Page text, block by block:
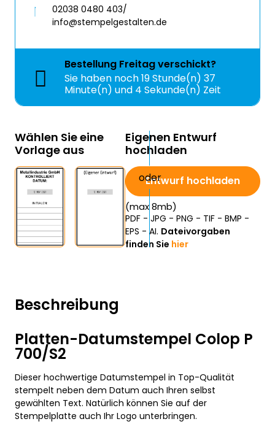
Beschreibung
Platten-Datumstempel Colop P
700/S2
Dieser hochwertige Datumstempel in Top-Qualität
stempelt neben dem Datum auch Ihren selbst
gewählten Text. Natürlich können Sie auf der
Stempelplatte auch Ihr Logo unterbringen.
02038 0480 403/
info@stempelgestalten.de
Bestellung Freitagverschickt?
Sie haben noch19 Stunde(n) 37
Minute(n) und 3 Sekunde(n) Zeit
Wählen Sie eine
Vorlage aus
Eigenen Entwurf
hochladen
Entwurf hochladen
(max 8mb)
PDF - JPG - PNG - TIF - BMP -
EPS - AI. Dateivorgaben
finden Sie hier